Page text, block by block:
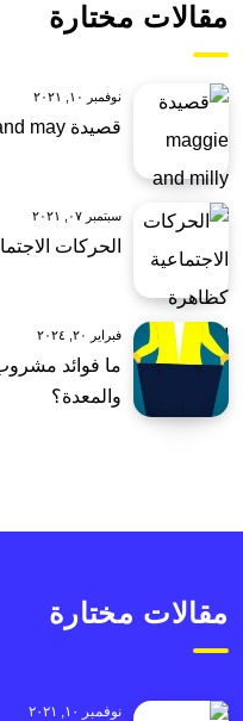
مقالات مختارة
نوفمبر ١٠, ٢٠٢١
قصيدة maggie and milly and molly and may
سبتمبر ٠٧, ٢٠٢١
الحركات
فبراير ٢٠, ٢٠٢٤
ما فوائد
والمعدة؟
مقالات مختارة
نوفمبر ١٠, ٢٠٢١